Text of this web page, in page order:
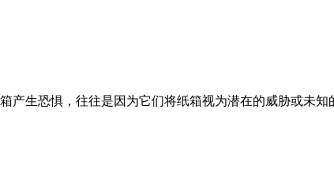
生恐惧，往往是因为它们将纸箱视为潜在的威胁或未知